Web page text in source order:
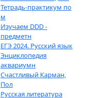
Тетрадь-практикум по
м
Изучаем DDD -
предметн
ЕГЭ 2024. Русский язык
Энциклопедия
аквариумн
Счастливый Карман,
Пол
Русская литература